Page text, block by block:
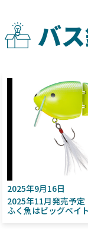
バ
2025年9月16日
2025年11月発売予定
ふく魚はビッグベイ